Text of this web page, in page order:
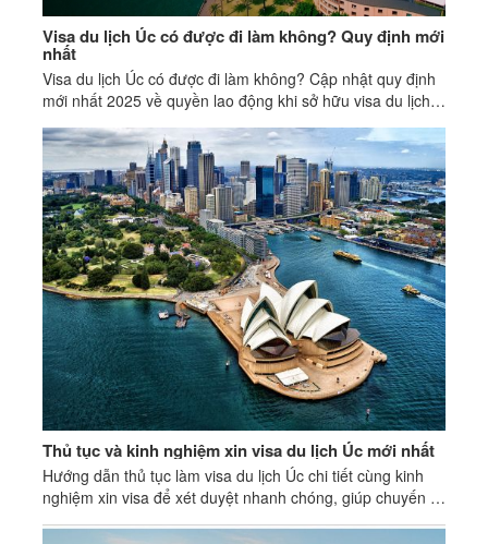
Visa du lịch Úc có được đi làm không​? Quy định mới
nhất
Visa du lịch Úc có được đi làm không? Cập nhật quy định
mới nhất 2025 về quyền lao động khi sở hữu visa du lịch
Thủ tục và kinh nghiệm xin visa du lịch Úc mới nhất
Hướng dẫn thủ tục làm visa du lịch Úc chi tiết cùng kinh
nghiệm xin visa để xét duyệt nhanh chóng, giúp chuyến đi